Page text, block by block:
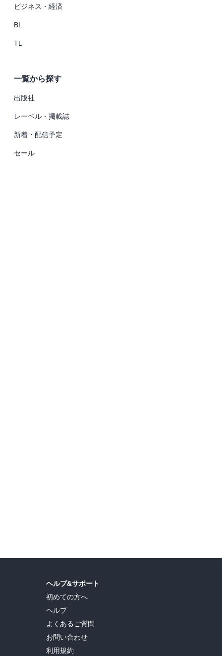
ビジネス・経済
BL
TL
一覧から探す
出版社
レーベル・掲載誌
新着・配信予定
セール
ヘルプ&サポート
初めての方へ
ヘルプ
よくあるご質問
お問い合わせ
利用規約